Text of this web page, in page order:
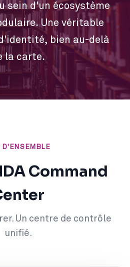
sein d'un écosystème
Une véritable
bien au-delà
la carte.
D'ENSEMBLE
Command
Un centre de contrôle
unifié.